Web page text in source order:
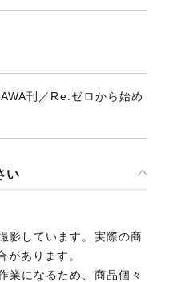
刊／Re:ゼロから始め
い
影しています。実際の商
があります。
業になるため、商品個々